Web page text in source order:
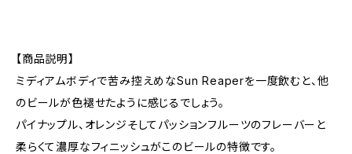
【商品説明】
ミディアムボディで苦み控えめなSun Reaperを一度飲むと、他
のビールが色褪せたように感じるでしょう。
パイナップル、オレンジそしてパッションフルーツのフレーバーと
柔らくて濃厚なフィニッシュがこのビールの特徴です。